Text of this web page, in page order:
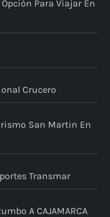
Opción Para Viajar En
Crucero
San Martin En
Transmar
A CAJAMARCA